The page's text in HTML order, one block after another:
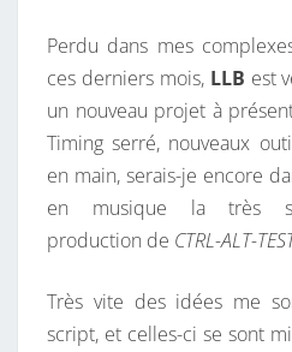
R
!
Perdu dans mes
ces derniers mois, LLB est
un nouveau projet à
Timing serré, nouveaux
en main, serais-je encore
en musique la très
production de CTRL-ALT-
Très vite des idées me
script, et celles-ci se sont